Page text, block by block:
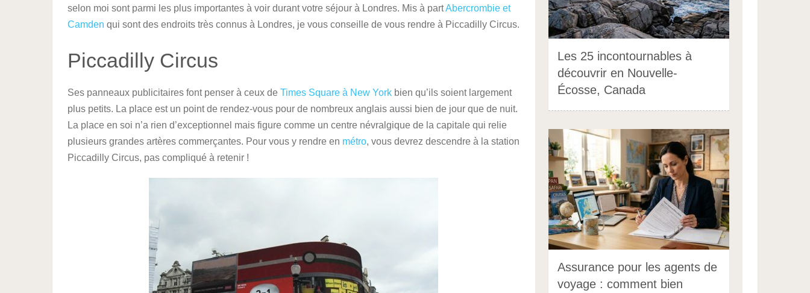
selon moi sont parmi les plus importantes à voir durant votre séjour à Londres. Mis à partAbercrombie et
Camden qui sont des endroits très connus à Londres, je vous conseille de vous rendre à Piccadilly Circus.
Piccadilly Circus
Ses panneaux publicitaires font penser à ceux de Times Square à New York bien qu’ils soient largement
plus petits. La place est un point de rendez-vous pour de nombreux anglais aussi bien de jour que de nuit.
La place en soi n’a rien d’exceptionnel mais figure comme un centre névralgique de la capitale qui relie
plusieurs grandes artères commerçantes. Pour vous y rendre en métro, vous devrez descendre à la station
Piccadilly Circus, pas compliqué à retenir !
Les 25 incontournables à
découvrir en Nouvelle-
Écosse, Canada
Assurance pour les agents de
voyage : comment bien